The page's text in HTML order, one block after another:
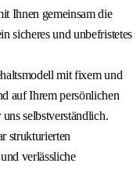
Ihnen gemeinsam die
sicheres und unbefristetes
mit fixem und
auf Ihrem persönlichen
selbstverständlich.
strukturierten
verlässliche